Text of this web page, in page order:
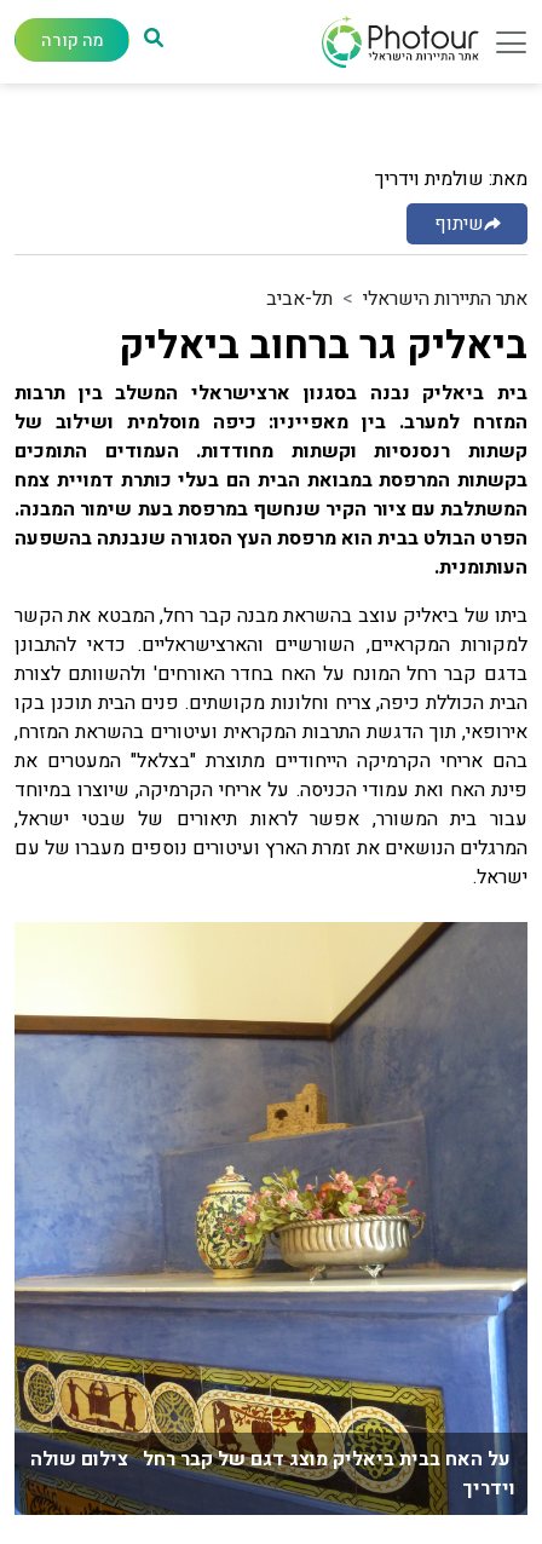
מה קורה
מאת: שולמית וידריך
שיתוף
אתר התיירות הישראלי תל-אביב
ביאליק גר ברחוב ביאליק
בית ביאליק נבנה בסגנון ארצישראלי המשלב בין תרבות
המזרח למערב. בין מאפייניו: כיפה מוסלמית ושילוב של
קשתות רנסנסיות וקשתות מחודדות. העמודים התומכים
בקשתות המרפסת במבואת הבית הם בעלי כותרת דמויית צמח
המשתלבת עם ציור הקיר שנחשף במרפסת בעת שימור המבנה.
הפרט הבולט בבית הוא מרפסת העץ הסגורה שנבנתה בהשפעה
העותומנית.
ביתו של ביאליק עוצב בהשראת מבנה קבר רחל, המבטא את הקשר
למקורות המקראיים, השורשיים והארצישראליים. כדאי להתבונן
בדגם קבר רחל המונח על האח בחדר האורחים' ולהשוותם לצורת
הבית הכוללת כיפה, צריח וחלונות מקושתים. פנים הבית תוכנן בקו
אירופאי, תוך הדגשת התרבות המקראית ועיטורים בהשראת המזרח,
בהם אריחי הקרמיקה הייחודיים מתוצרת "בצלאל" המעטרים את
פינת האח ואת עמודי הכניסה. על אריחי הקרמיקה, שיוצרו במיוחד
עבור בית המשורר, אפשר לראות תיאורים של שבטי ישראל,
המרגלים הנושאים את זמרת הארץ ועיטורים נוספים מעברו של עם
ישראל.
על האח בבית ביאליק מוצג דגם של קבר רחל צילום שולה
וידריך